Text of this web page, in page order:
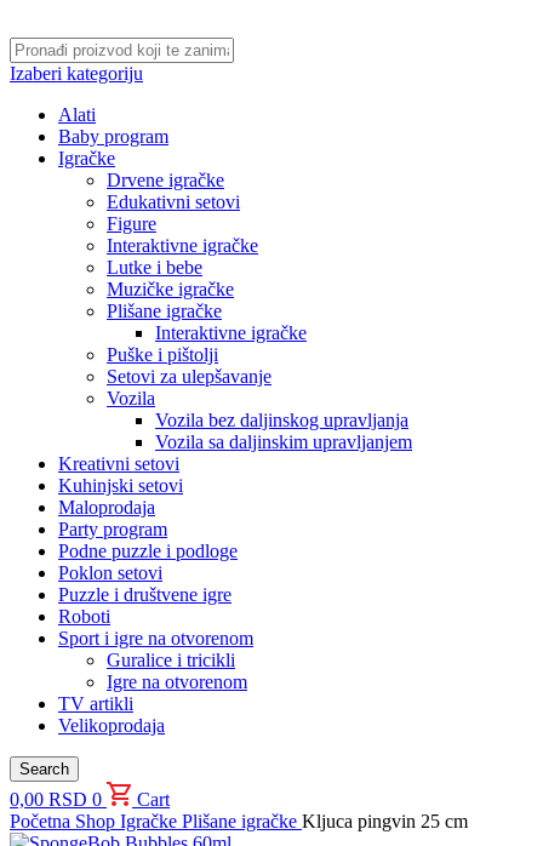
Izaberi kategoriju
Alati
Baby program
Igračke
Drvene igračke
Edukativni setovi
Figure
Interaktivne igračke
Lutke i bebe
Muzičke igračke
Plišane igračke
Interaktivne igračke
Puške i pištolji
Setovi za ulepšavanje
Vozila
Vozila bez daljinskog upravljanja
Vozila sa daljinskim upravljanjem
Kreativni setovi
Kuhinjski setovi
Maloprodaja
Party program
Podne puzzle i podloge
Poklon setovi
Puzzle i društvene igre
Roboti
Sport i igre na otvorenom
Guralice i tricikli
Igre na otvorenom
TV artikli
Velikoprodaja
Search
0,00 RSD 0
Cart
Početna Shop Igračke Plišane igračke Kljuca pingvin 25 cm